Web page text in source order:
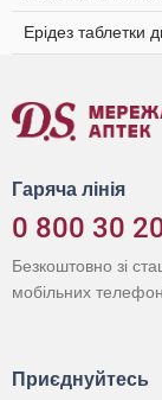
Ерідез таблетки
Гаряча лінія
0 800 30
Безкоштовно зі
мобільних
Приєднуйтесь